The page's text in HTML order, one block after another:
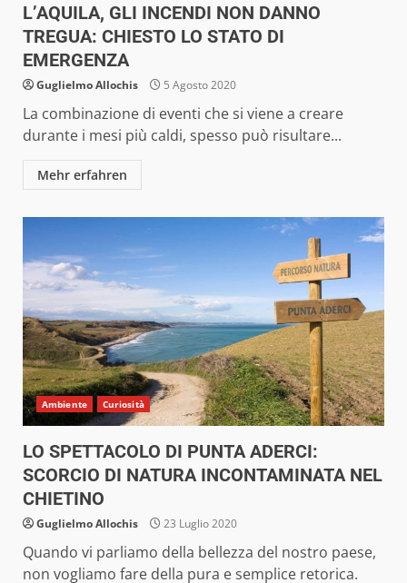
L’AQUILA, GLI INCENDI NON DANNO
TREGUA: CHIESTO LO STATO DI
EMERGENZA
Guglielmo Allochis 5 Agosto 2020
La combinazione di eventi che si viene a creare
durante i mesi più caldi, spesso può risultare...
Mehr erfahren
Ambiente Curiosità
LO SPETTACOLO DI PUNTA ADERCI:
SCORCIO DI NATURA INCONTAMINATA NEL
CHIETINO
Guglielmo Allochis 23 Luglio 2020
Quando vi parliamo della bellezza del nostro paese,
non vogliamo fare della pura e semplice retorica.